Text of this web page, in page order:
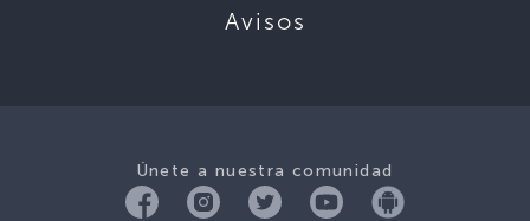
Avisos
Únete a nuestra comunidad